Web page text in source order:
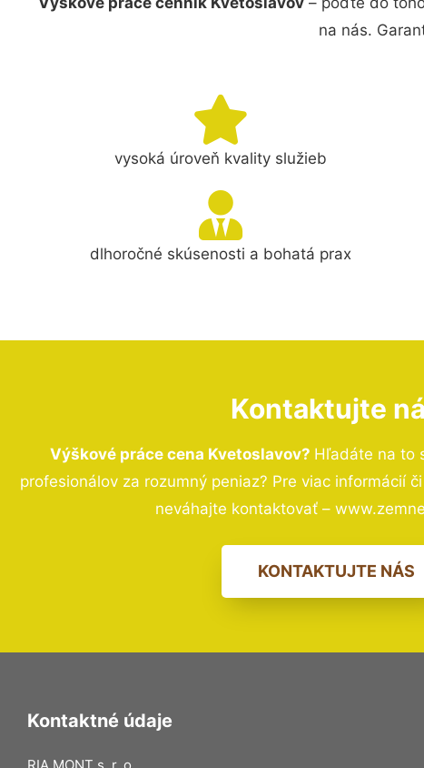
na nás.
vysoká úroveň kvality služieb
dlhoročné skúsenosti a bohatá prax
Kontaktujte
Výškové práce cena Kvetoslavov? Hľadáte na to
profesionálov za rozumný peniaz? Pre viac informácií
neváhajte kontaktovať –
KONTAKTUJTE NÁS
Kontaktné údaje